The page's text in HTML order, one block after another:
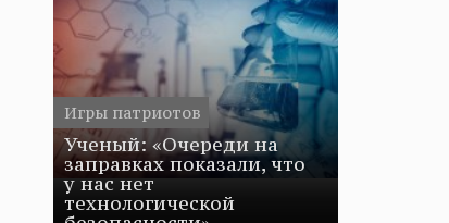
Игры патриотов
Ученый: «Очереди на
заправках показали, что
у нас нет
технологической